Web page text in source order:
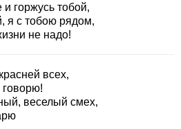
горжусь тобой,
я с тобою рядом,
не надо!
всех,
говорю!
веселый смех,